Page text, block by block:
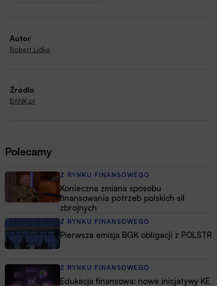
Autor
Robert Lidke
Źródło
BANK.pl
Polecamy
Z RYNKU FINANSOWEGO
Konieczna zmiana sposobu
finansowania potrzeb polskich sił
zbrojnych
Z RYNKU FINANSOWEGO
Pierwsza emisja BGK obligacji z POLSTR
Z RYNKU FINANSOWEGO
Edukacja finansowa: nowe inicjatywy KE